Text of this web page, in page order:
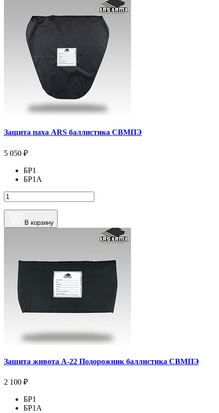
Защита паха ARS баллистика СВМПЭ
5 050 ₽
БР1
БР1А
В корзину
Защита живота А-22 Подорожник баллистика СВМПЭ
2 100 ₽
БР1
БР1А